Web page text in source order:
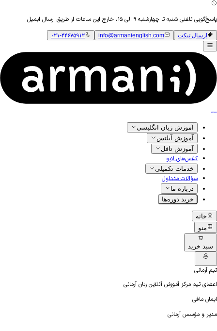
پاسخ‌گویی تلفنی شنبه تا چهارشنبه ۹ الی ۱۵، خارج این ساعات از طریق ارسال ایمیل
ارسال تیکت info@armanienglish.com ۰۲۱-۴۴۶۷۵۹۱۲
آموزش زبان انگلیسی
آموزش آیلتس
آموزش تافل
کلاس‌های لایو
خدمات تکمیلی
سؤالات متداول
درباره ما
خرید دوره‌ها
خانه
منو
سبد خرید
تیم آرمانی
اعضای تیم مرکز آموزش آنلاین زبان آرمانی
ایمان مافی
مدیر و مؤسس آرمانی